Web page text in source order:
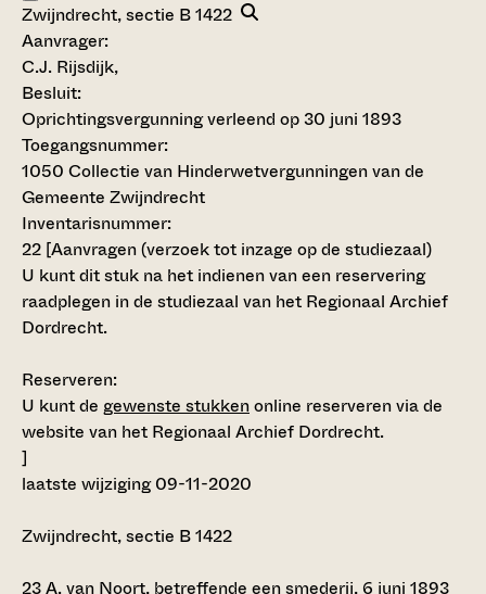
Zwijndrecht, sectie B 1422
Aanvrager:
C.J. Rijsdijk,
Besluit:
Oprichtingsvergunning verleend op 30 juni 1893
Toegangsnummer:
1050 Collectie van Hinderwetvergunningen van de
Gemeente Zwijndrecht
Inventarisnummer:
22 [Aanvragen (verzoek tot inzage op de studiezaal)
U kunt dit stuk na het indienen van een reservering
raadplegen in de studiezaal van het Regionaal Archief
Dordrecht.
Reserveren:
U kunt de gewenste stukkenonline reserveren via de
website van het Regionaal Archief Dordrecht.
]
laatste wijziging 09-11-2020
Zwijndrecht, sectie B 1422
23A. van Noort, betreffende een smederij, 6 juni 1893